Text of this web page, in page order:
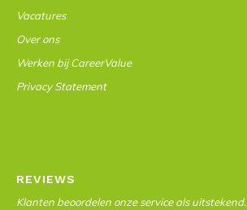
Vacatures
Over ons
Werken bij CareerValue
Privacy Statement
REVIEWS
Klanten beoordelen onze service als uitstekend.